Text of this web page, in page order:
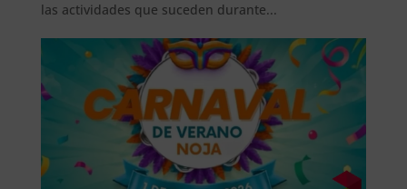
las actividades que suceden durante...